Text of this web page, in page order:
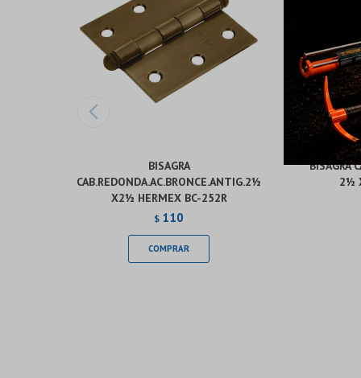
BISAGRA
CAB.REDONDA.AC.BRONCE.ANTIG.2½
X2½ HERMEX BC-252R
$ 110
BISAGRA
2½